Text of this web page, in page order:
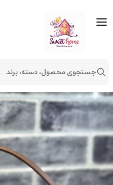
جستجوی محصول، دسته، برند...